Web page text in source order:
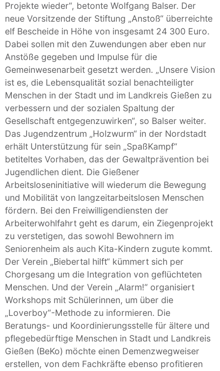
Projekte wieder“, betonte Wolfgang Balser. Der
neue Vorsitzende der Stiftung „Anstoß“ überreichte
elf Bescheide in Höhe von insgesamt 24 300 Euro.
Dabei sollen mit den Zuwendungen aber eben nur
Anstöße gegeben und Impulse für die
Gemeinwesenarbeit gesetzt werden. „Unsere Vision
ist es, die Lebensqualität sozial benachteiligter
Menschen in der Stadt und im Landkreis Gießen zu
verbessern und der sozialen Spaltung der
Gesellschaft entgegenzuwirken“, so Balser weiter.
Das Jugendzentrum „Holzwurm“ in der Nordstadt
erhält Unterstützung für sein „SpaßKampf“
betiteltes Vorhaben, das der Gewaltprävention bei
Jugendlichen dient. Die Gießener
Arbeitsloseninitiative will wiederum die Bewegung
und Mobilität von langzeitarbeitslosen Menschen
fördern. Bei den Freiwilligendiensten der
Arbeiterwohlfahrt geht es darum, ein Ziegenprojekt
zu verstetigen, das sowohl Bewohnern im
Seniorenheim als auch Kita-Kindern zugute kommt.
Der Verein „Biebertal hilft“ kümmert sich per
Chorgesang um die Integration von geflüchteten
Menschen. Und der Verein „Alarm!“ organisiert
Workshops mit Schülerinnen, um über die
„Loverboy“-Methode zu informieren. Die
Beratungs- und Koordinierungsstelle für ältere und
pflegebedürftige Menschen in Stadt und Landkreis
Gießen (BeKo) möchte einen Demenzwegweiser
erstellen, von dem Fachkräfte ebenso profitieren